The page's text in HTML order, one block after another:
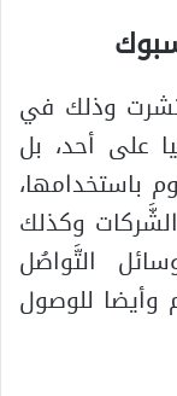
وذلك في
على أحد، بل
باستخدامها،
وكذلك
التَّواصُل
وأيضا للوصول